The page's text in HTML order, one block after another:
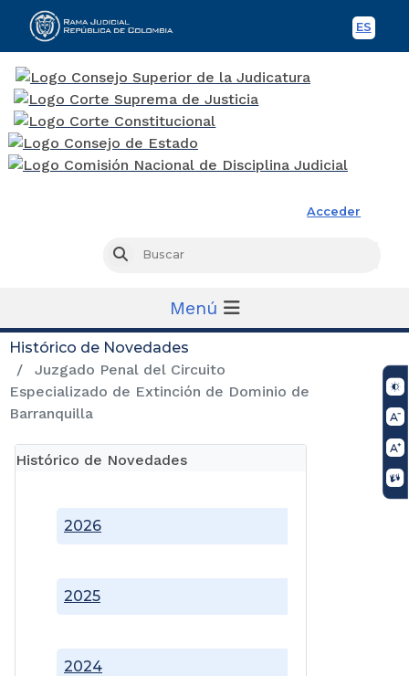
ES
Acceder
Buscar
Menú
Histórico de Novedades
Juzgado Penal del Circuito
Especializado de Extinción de Dominio de
Barranquilla
Histórico de Novedades
2024
2025
2026